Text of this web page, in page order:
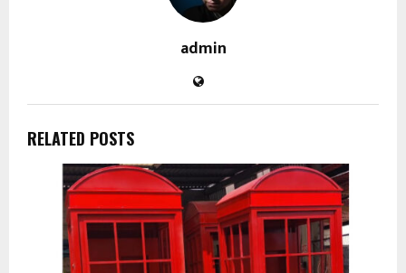
admin
RELATED POSTS